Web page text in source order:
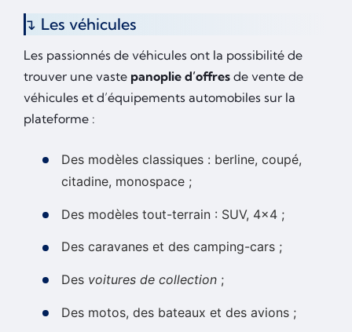
Les véhicules
Les passionnés de véhicules ont la possibilité de
trouver une vaste panoplie d’offres de vente de
véhicules et d’équipements automobiles sur la
plateforme :
Des modèles classiques : berline, coupé,
citadine, monospace ;
Des modèles tout-terrain : SUV, 4×4 ;
Des caravanes et des camping-cars ;
Des voitures de collection ;
Des motos, des bateaux et des avions ;